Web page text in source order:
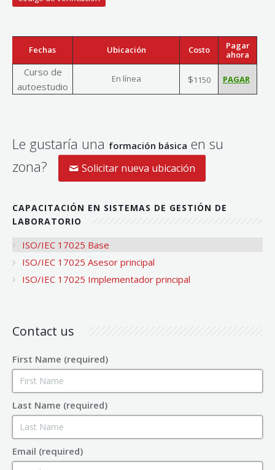
Fechas Ubicación Costo
Pagar
ahora
Curso de
autoestudio
En línea $1150
Le gustaría una formación básica en su
zona?
Solicitar nueva ubicación
CAPACITACIÓN EN SISTEMAS DE GESTIÓN DE
LABORATORIO
ISO/IEC 17025 Base
ISO/IEC 17025 Asesor principal
ISO/IEC 17025 Implementador principal
Contact us
First Name (required)
Last Name (required)
Email (required)